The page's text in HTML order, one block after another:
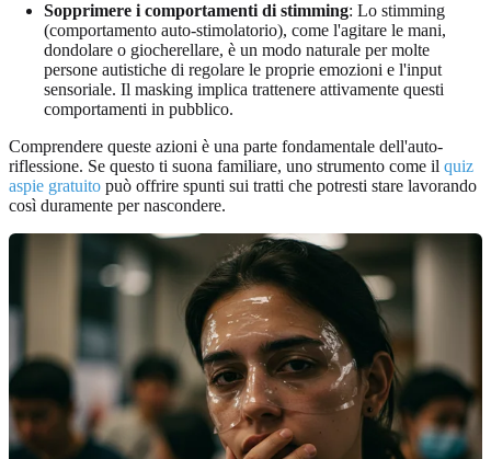
Sopprimere i comportamenti di stimming: Lo stimming
(comportamento auto-stimolatorio), come l'agitare le mani,
dondolare o giocherellare, è un modo naturale per molte
persone autistiche di regolare le proprie emozioni e l'input
sensoriale. Il masking implica trattenere attivamente questi
comportamenti in pubblico.
Comprendere queste azioni è una parte fondamentale dell'auto-
riflessione. Se questo ti suona familiare, uno strumento come il quiz
aspie gratuito può offrire spunti sui tratti che potresti stare lavorando
così duramente per nascondere.